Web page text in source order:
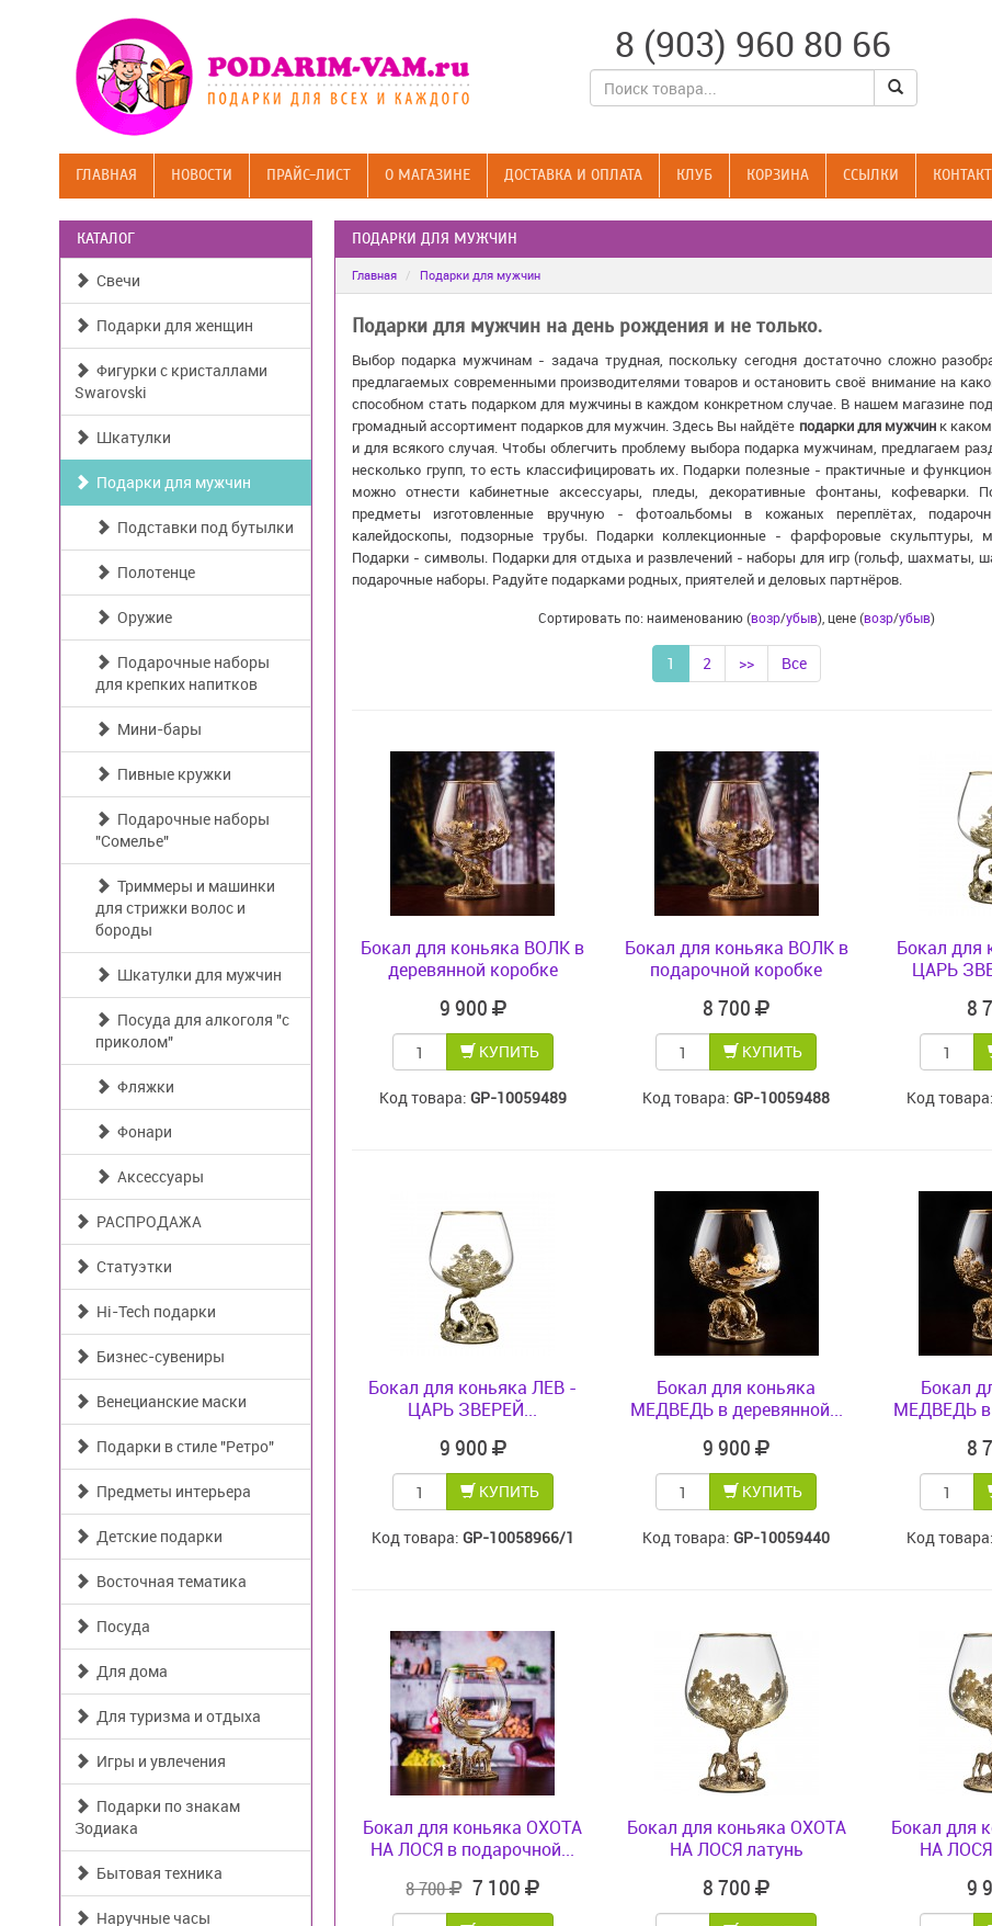
8 (903) 960 80 66
ГЛАВНАЯ НОВОСТИ ПРАЙС-ЛИСТ О МАГАЗИНЕ ДОСТАВКА И ОПЛАТА КЛУБ КОРЗИНА CСЫЛКИ
КАТАЛОГ
Свечи
Подарки для женщин
Фигурки с кристаллами
Swarovski
Шкатулки
Подарки для мужчин
Подставки под бутылки
Полотенце
Оружие
Подарочные наборы
для крепких напитков
Мини-бары
Пивные кружки
Подарочные наборы
"Сомелье"
Триммеры и машинки
для стрижки волос и
бороды
Шкатулки для мужчин
Посуда для алкоголя "с
приколом"
Фляжки
Фонари
Аксессуары
РАСПРОДАЖА
Статуэтки
Hi-Tech подарки
Бизнес-сувениры
Венецианские маски
Подарки в стиле "Ретро"
Предметы интерьера
Детские подарки
Восточная тематика
Посуда
Для дома
Для туризма и отдыха
Игры и увлечения
Подарки по знакам
Зодиака
Бытовая техника
Наручные часы
ПОДАРКИ ДЛЯ МУЖЧИН
Главная Подарки для мужчин
Подарки для мужчин на день рождения и не только.
Выбор подарка мужчинам - задача трудная, поскольку сегодня достаточно сложно
предлагаемых современными производителями товаров и остановить своё внимание на
способном стать подарком для мужчины в каждом конкретном случае. В нашем магазине
громадный ассортимент подарков для мужчин. Здесь Вы найдёте подарки для мужчин к
и для всякого случая. Чтобы облегчить проблему выбора подарка мужчинам, предлагаем
несколько групп, то есть классифицировать их. Подарки полезные - практичные и
можно отнести кабинетные аксессуары, пледы, декоративные фонтаны, кофеварки.
предметы изготовленные вручную - фотоальбомы в кожаных переплётах,
калейдоскопы, подзорные трубы. Подарки коллекционные - фарфоровые скульптуры,
Подарки - символы. Подарки для отдыха и развлечений - наборы для игр (гольф, шахматы,
подарочные наборы. Радуйте подарками родных, приятелей и деловых партнёров.
Сортировать по: наименованию (возр/убыв), цене (возр/убыв)
1 2 >> Все
Бокал для коньяка ВОЛК в
деревянной коробке
9 900
КУПИТЬ
Код товара: GP-10059489
Бокал для коньяка ВОЛК в
подарочной коробке
8 700
КУПИТЬ
Код товара:GP-10059488
Бокал для
ЦАРЬ
8
Код
Бокал для коньяка ЛЕВ -
ЦАРЬ ЗВЕРЕЙ...
9 900
КУПИТЬ
Код товара: GP-10058966/1
Бокал для коньяка
МЕДВЕДЬ в деревянной...
9 900
КУПИТЬ
Код товара:GP-10059440
Бокал
МЕДВЕДЬ в
8
Код
Бокал для коньяка ОХОТА
НА ЛОСЯ в подарочной...
8 700 7 100
Бокал для коньяка ОХОТА
НА ЛОСЯ латунь
8 700
Бокал для
НА ЛОСЯ
9